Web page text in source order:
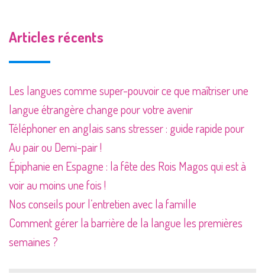
Articles récents
Les langues comme super-pouvoir ce que maîtriser une
langue étrangère change pour votre avenir
Téléphoner en anglais sans stresser : guide rapide pour
Au pair ou Demi-pair !
Épiphanie en Espagne : la fête des Rois Magos qui est à
voir au moins une fois !
Nos conseils pour l’entretien avec la famille
Comment gérer la barrière de la langue les premières
semaines ?